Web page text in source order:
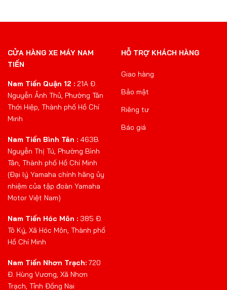
CỬA HÀNG XE MÁY NAM
TIẾN
Nam Tiến Quận 12 : 21A Đ.
Nguyễn Ảnh Thủ, Phường Tân
Thới Hiệp, Thành phố Hồ Chí
Minh
Nam Tiến Bình Tân : 463B
Nguyễn Thị Tú, Phường Bình
Tân, Thành phố Hồ Chí Minh
(Đại lý Yamaha chính hãng ủy
nhiệm của tập đoàn Yamaha
Motor Việt Nam)
Nam Tiến Hóc Môn : 385 Đ.
Tô Ký, Xã Hóc Môn, Thành phố
Hồ Chí Minh
Nam Tiến Nhơn Trạch: 720
Đ. Hùng Vương, Xã Nhơn
Trạch, Tỉnh Đồng Nai
HỖ TRỢ KHÁCH HÀNG
Giao hàng
Bảo mật
Riêng tư
Báo giá